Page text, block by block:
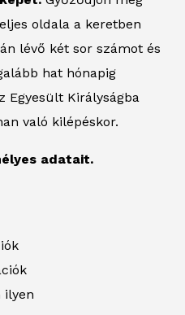
oldala a keretben
lévő két sor számot és
hat hónapig
Egyesült Királyságba
való kilépéskor.
adatait.
ilyen